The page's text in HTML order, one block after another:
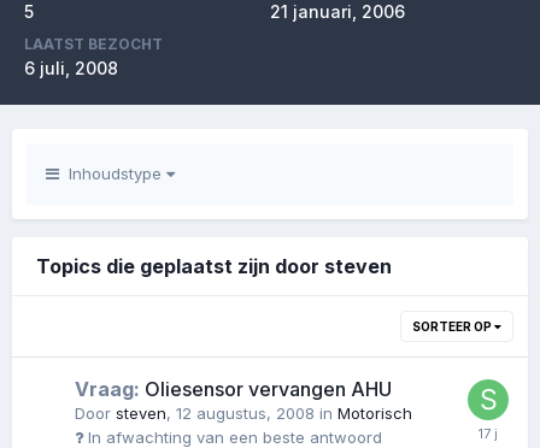
5 21 januari, 2006
LAATST BEZOCHT
6 juli, 2008
Inhoudstype
Topics die geplaatst zijn door steven
SORTEER OP
Vraag: Oliesensor vervangen AHU
Door steven, 12 augustus, 2008 in Motorisch
In afwachting van een beste antwoord